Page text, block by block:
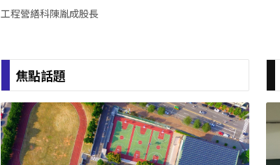
工程營繕科陳胤成股長
焦點話題